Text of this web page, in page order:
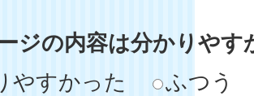
ジの内容は分かりやす
やすかった
ふつう